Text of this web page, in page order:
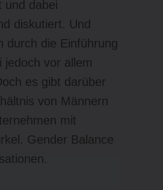
und dabei
diskutiert. Und
durch die Einführung
vor allem
es gibt darüber
von Männern
mit
Gender Balance